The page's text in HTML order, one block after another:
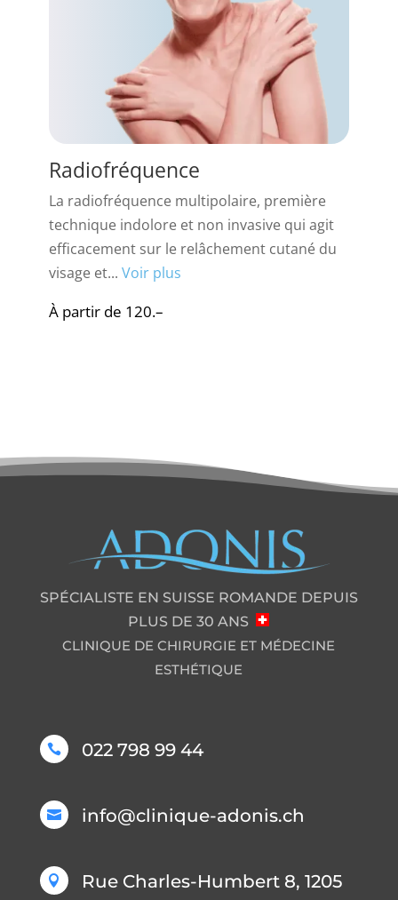
Radiofréquence
La radiofréquence multipolaire, première
technique indolore et non invasive qui agit
efficacement sur le relâchement cutané du
visage et... Voir plus
À partir de 120.–
SPÉCIALISTE EN SUISSE ROMANDE DEPUIS
PLUS DE 30 ANS
CLINIQUE DE CHIRURGIE ET MÉDECINE
ESTHÉTIQUE
 022 798 99 44
 info@clinique-adonis.ch
 Rue Charles-Humbert 8, 1205